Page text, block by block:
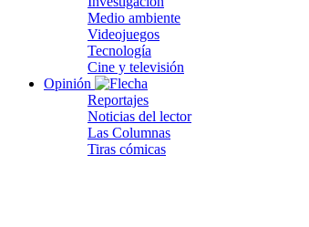
Medio ambiente
Videojuegos
Tecnología
Cine y televisión
Opinión
Reportajes
Noticias del lector
Las Columnas
Tiras cómicas